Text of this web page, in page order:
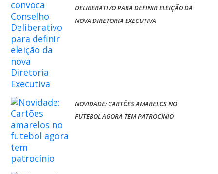
DELIBERATIVO PARA DEFINIR ELEIÇÃO DA
NOVA DIRETORIA EXECUTIVA
NOVIDADE: CARTÕES AMARELOS NO
FUTEBOL AGORA TEM PATROCÍNIO